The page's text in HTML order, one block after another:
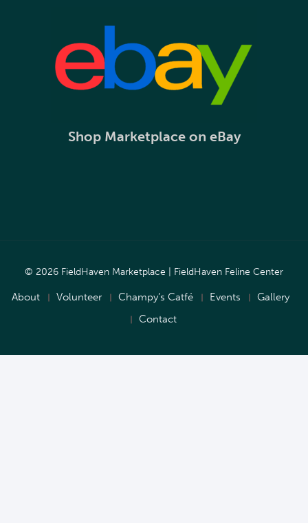
Shop Marketplace on eBay
© 2026 FieldHaven Marketplace | FieldHaven Feline Center
About Volunteer Champy’s Catfé Events
Gallery
Contact